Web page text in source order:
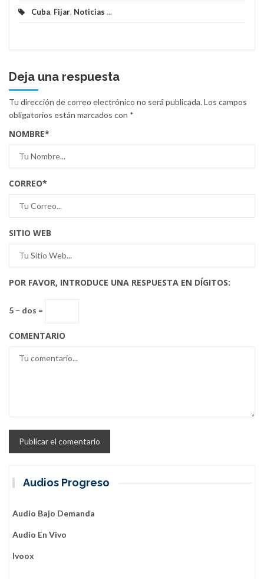
Cuba, Fijar, Noticias ...
Deja una respuesta
Tu dirección de correo electrónico no será publicada.Los campos
obligatorios están marcados con *
NOMBRE*
CORREO*
SITIO WEB
POR FAVOR, INTRODUCE UNA RESPUESTA EN DÍGITOS:
5 − dos =
COMENTARIO
Audios Progreso
Audio Bajo Demanda
Audio En Vivo
Ivoox